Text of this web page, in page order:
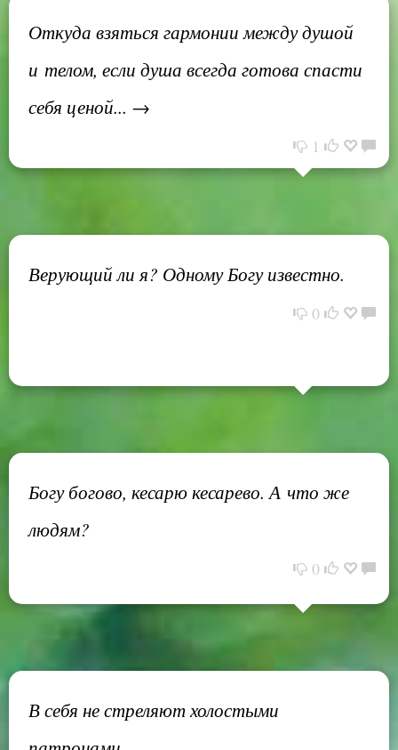
Откуда взяться гармонии между душой
и телом, если душа всегда готова спасти
себя ценой... →
1
Верующий ли я? Одному Богу известно.
0
Богу богово, кесарю кесарево. А что же
людям?
0
В себя не стреляют холостыми